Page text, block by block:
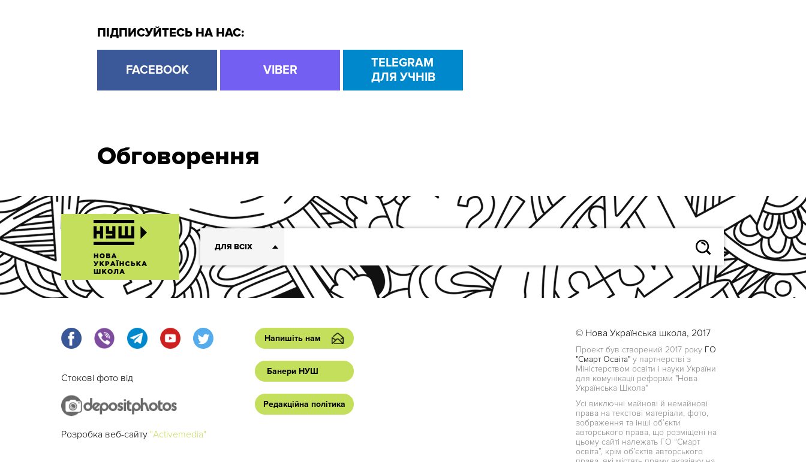
ПІДПИСУЙТЕСЬ НА НАС:
FACEBOOK VIBER
TELEGRAM
ДЛЯ УЧНІВ
Обговорення
ДЛЯ ВСІХ
Стокові фото від
Розробка веб-сайту "Activemedia"
Напишіть нам
Банери НУШ
Редакційна політика
© Нова Українська школа, 2017
Проект був створений 2017 року ГО
"Смарт Освіта" у партнерстві з
Міністерством освіти і науки України
для комунікації реформи "Нова
Українська Школа"
Усі виключні майнові й немайнові
права на текстові матеріали, фото,
зображення та інші об’єкти
авторського права, що розміщені на
цьому сайті належать ГО “Смарт
освіта”, крім об’єктів авторського